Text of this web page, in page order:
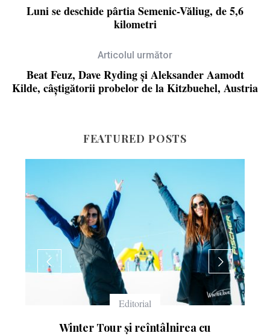
Luni se deschide pârtia Semenic-Văliug, de 5,6
kilometri
Articolul următor
Beat Feuz, Dave Ryding și Aleksander Aamodt
Kilde, câștigătorii probelor de la Kitzbuehel, Austria
FEATURED POSTS
Editorial
Winter Tour și reîntâlnirea cu